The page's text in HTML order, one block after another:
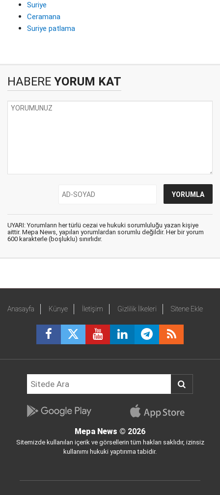
Suriye
Ceramana
Suriye patlama
HABERE YORUM KAT
UYARI: Yorumların her türlü cezai ve hukuki sorumluluğu yazan kişiye
aittir. Mepa News, yapılan yorumlardan sorumlu değildir. Her bir yorum
600 karakterle (boşluklu) sınırlıdır.
Anasayfa Künye İletişim Gizlilik İlkeleri Sitene Ekle
Mepa News © 2026
Sitemizde kullanılan içerik ve görsellerin tüm hakları saklıdır, izinsiz
kullanımı hukuki yaptırıma tabidir.